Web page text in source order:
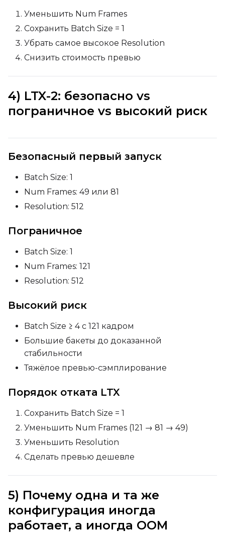
Уменьшить Num Frames
Сохранить Batch Size = 1
Убрать самое высокое Resolution
Снизить стоимость превью
4) LTX-2: безопасно vs
пограничное vs высокий риск
Безопасный первый запуск
Batch Size: 1
Num Frames: 49 или 81
Resolution: 512
Пограничное
Batch Size: 1
Num Frames: 121
Resolution: 512
Высокий риск
Batch Size ≥ 4 с 121 кадром
Большие бакеты до доказанной
стабильности
Тяжёлое превью-сэмплирование
Порядок отката LTX
Сохранить Batch Size = 1
Уменьшить Num Frames (121 → 81 → 49)
Уменьшить Resolution
Сделать превью дешевле
5) Почему одна и та же
конфигурация иногда
работает, а иногда OOM